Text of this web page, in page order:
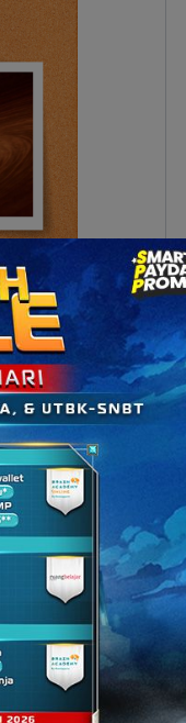
lubang hitam.
Para
lingkungan di
tersebut akan
X dan radiasi
dikeluarkan
suara